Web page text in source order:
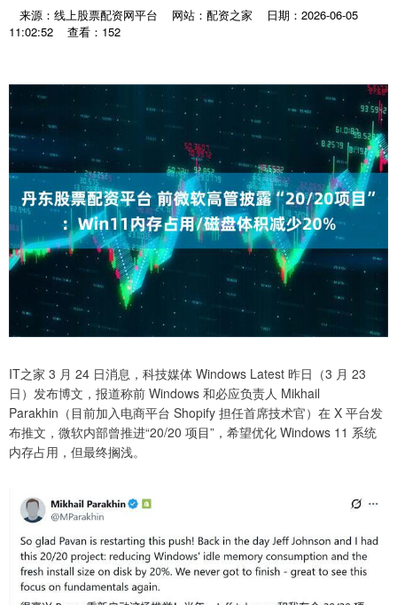
来源：线上股票配资网平台 网站：配资之家
日期：2026-06-05
11:02:52
查看：152
IT之家 3 月 24 日消息，科技媒体 Windows Latest 昨日（3 月 23
日）发布博文，报道称前 Windows 和必应负责人 Mikhail
Parakhin（目前加入电商平台 Shopify 担任首席技术官）在 X 平台发
布推文，微软内部曾推进“20/20 项目”，希望优化 Windows 11 系统
内存占用，但最终搁浅。